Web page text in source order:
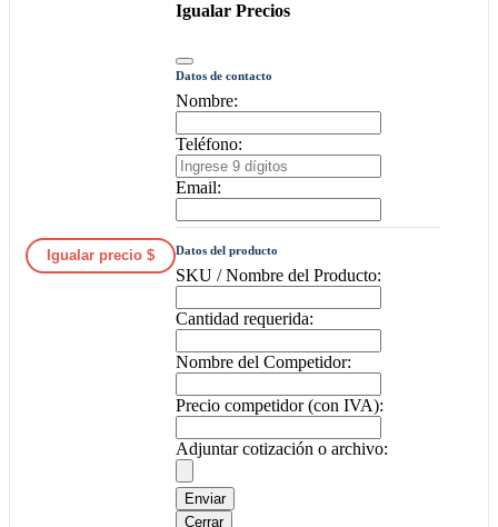
Igualar precio $
Igualar Precios
Datos de contacto
Nombre:
Teléfono:
Email:
Datos del producto
SKU / Nombre del Producto:
Cantidad requerida:
Nombre del Competidor:
Precio competidor (con IVA):
Adjuntar cotización o archivo:
Enviar
Cerrar